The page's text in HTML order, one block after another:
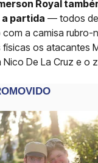
Royal
partida — todos
a camisa rubro-
os atacantes
De La Cruz e o